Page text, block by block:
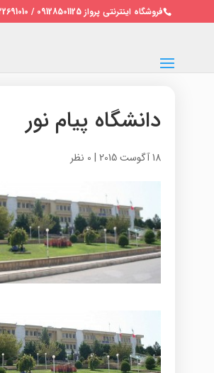
فروشگاه اینترنتی پرواز 09128501125 / 02122691010
دانشگاه پیام نور
18 آگوست 2015 | 0 نظر